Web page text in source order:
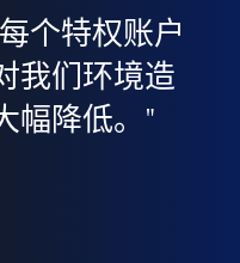
个特权账户
我们环境造
幅降低。"